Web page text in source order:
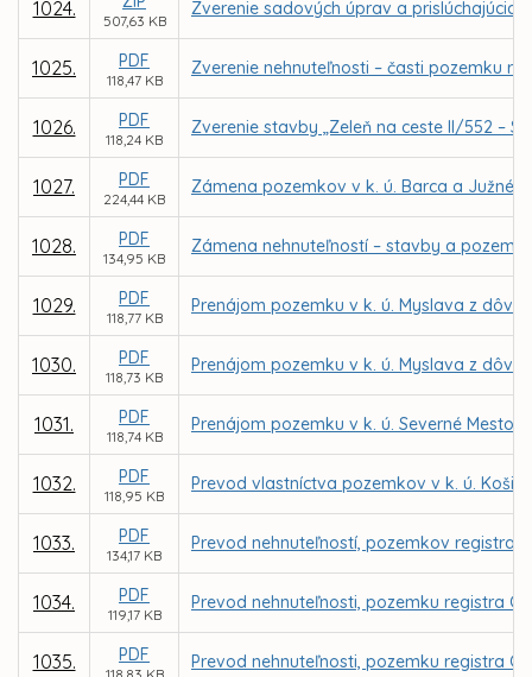
1024.
507,63 KB
Zverenie sadových úprav a
1025. PDF
118,47 KB
Zverenie nehnuteľnosti – časti pozemku
1026. PDF
118,24 KB
Zverenie stavby „Zeleň na ceste II/552 –
1027. PDF
224,44 KB
Zámena pozemkov v k. ú. Barca a Južné
1028. PDF
134,95 KB
Zámena nehnuteľností – stavby a
1029. PDF
118,77 KB
Prenájom pozemku v k. ú. Myslava z
1030. PDF
118,73 KB
Prenájom pozemku v k. ú. Myslava z
1031. PDF
118,74 KB
Prenájom pozemku v k. ú. Severné
1032. PDF
118,95 KB
Prevod vlastníctva pozemkov v k. ú.
1033. PDF
134,17 KB
Prevod nehnuteľností, pozemkov registra
1034. PDF
119,17 KB
Prevod nehnuteľnosti, pozemku registra C
1035. PDF Prevod nehnuteľnosti, pozemku registra